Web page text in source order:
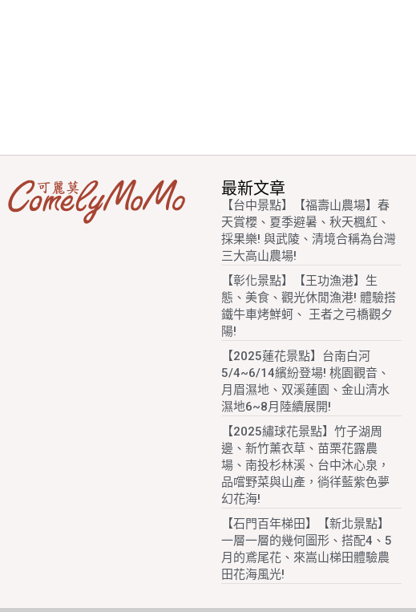
最新文章
【台中景點】【福壽山農場】春
天賞櫻、夏季避暑、秋天楓紅、
採果樂! 與武陵、清境合稱為台灣
三大高山農場!
【彰化景點】【王功漁港】生
態、美食、觀光休閒漁港! 體驗搭
鐵牛車烤鮮蚵、 王者之弓橋觀夕
陽!
【2025蓮花景點】台南白河
5/4~6/14繽紛登場! 桃園觀音、
月眉濕地、双溪蓮園、金山清水
濕地6~8月陸續展開!
【2025繡球花景點】竹子湖周
邊、新竹薰衣草、苗栗花露農
場、南投杉林溪、台中沐心泉，
品嚐野菜與山產，徜徉藍紫色夢
幻花海!
【石門百年梯田】【新北景點】
一層一層的幾何圖形、搭配4、5
月的鳶尾花、來嵩山梯田體驗農
田花海風光!